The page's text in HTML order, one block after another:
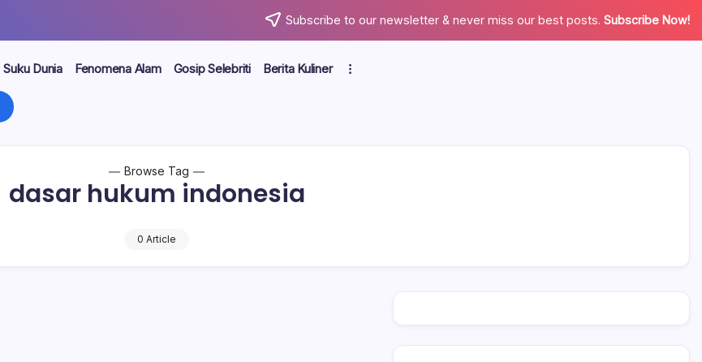
Subscribe to our newsletter & never miss our best posts. Subscribe Now!
Suku Dunia Fenomena Alam Gosip Selebriti Berita Kuliner
Browse Tag
dasar hukum indonesia
0 Article